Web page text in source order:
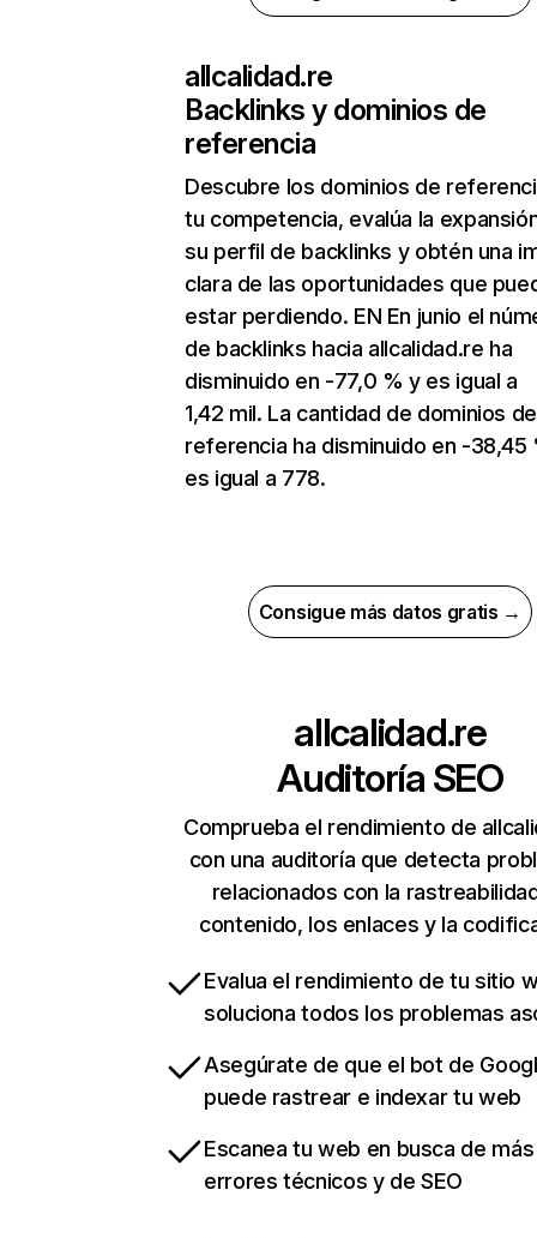
allcalidad.re
Backlinks y dominios de
referencia
Descubre los dominios de
tu competencia, evalúa la
su perfil de backlinks y obtén una
clara de las oportunidades que
estar perdiendo. EN En junio el
de backlinks hacia allcalidad.re ha
disminuido en -77,0 % y es igual a
1,42 mil. La cantidad de dominios de
referencia ha disminuido en -38,45
es igual a 778.
Consigue más datos gratis →
allcalidad.re
Auditoría SEO
Comprueba el rendimiento de
con una auditoría que detecta
relacionados con la
contenido, los enlaces y la
Evalua el rendimiento de tu sitio
soluciona todos los problemas
Asegúrate de que el bot de
puede rastrear e indexar tu web
Escanea tu web en busca de
errores técnicos y de SEO